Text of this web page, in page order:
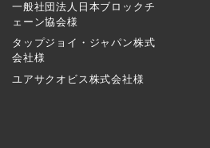
一般社団法人日本ブロックチ
ェーン協会様
タップジョイ・ジャパン株式
会社様
ユアサクオビス株式会社様